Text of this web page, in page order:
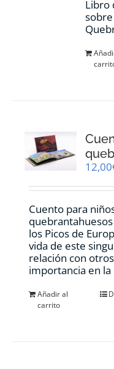
Libro
12,00
Cuento para
los Picos de
vida de este
relación con
importancia en
Añadir al
carrito